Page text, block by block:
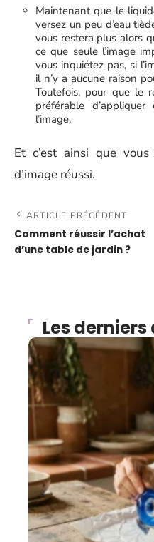
Maintenant que le
versez un peu d’eau
vous restera plus alors
ce que seule l’image
vous inquiétez pas, si
il n’y a aucune raison
Toutefois, pour que le
préférable
l’image.
Et c’est ainsi que
d’image réussi.
ARTICLE PRÉCÉDENT
Comment réussir l’achat
d’une table de jardin ?
Les